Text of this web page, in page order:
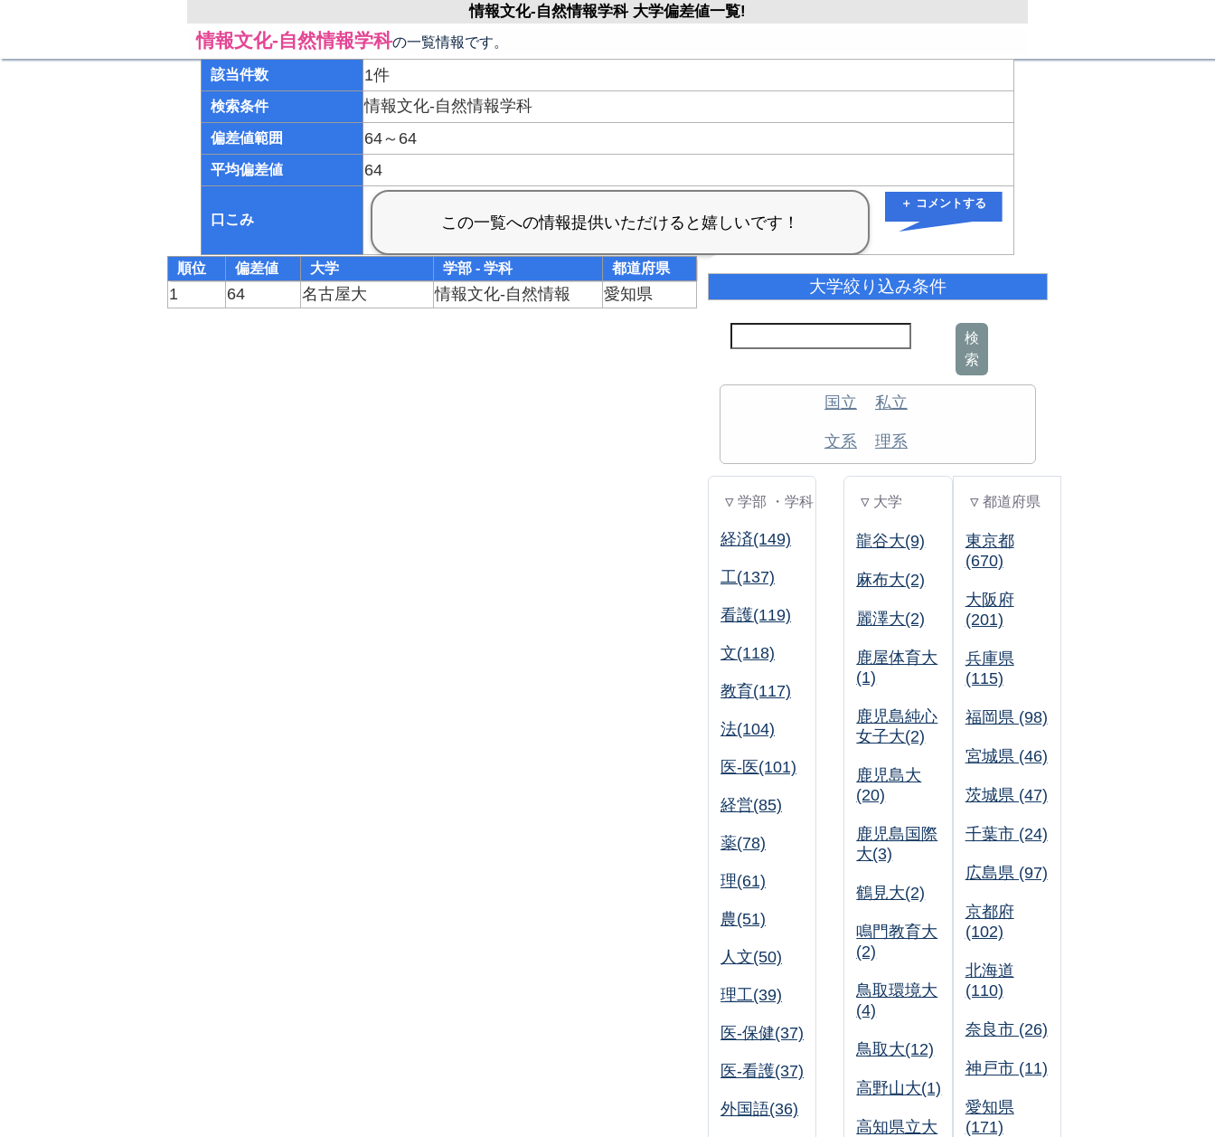
情報文化-自然情報学科 大学偏差値一覧!
情報文化-自然情報学科の一覧情報です。
該当件数 1件
検索条件 情報文化-自然情報学科
偏差値範囲 64～64
平均偏差値 64
口こみ
＋ コメントする
順位 偏差値 大学 学部 - 学科 都道府県
1 64 名古屋大 情報文化-自然情報 愛知県 大学絞り込み条件
検
索
国立 私立
文系 理系
▽ 学部 ・学科
経済(149)
工(137)
看護(119)
文(118)
教育(117)
法(104)
医-医(101)
経営(85)
薬(78)
理(61)
農(51)
人文(50)
理工(39)
医-保健(37)
医-看護(37)
外国語(36)
▽ 大学
龍谷大(9)
麻布大(2)
麗澤大(2)
鹿屋体育大
(1)
鹿児島純心
女子大(2)
鹿児島大
(20)
鹿児島国際
大(3)
鶴見大(2)
鳴門教育大
(2)
鳥取環境大
(4)
鳥取大(12)
高野山大(1)
高知県立大
▽ 都道府県
東京都
(670)
大阪府
(201)
兵庫県
(115)
福岡県 (98)
宮城県 (46)
茨城県 (47)
千葉市 (24)
広島県 (97)
京都府
(102)
北海道
(110)
奈良市 (26)
神戸市 (11)
愛知県
(171)